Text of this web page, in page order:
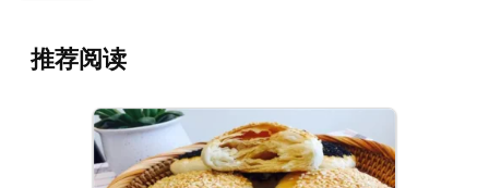
推荐阅读